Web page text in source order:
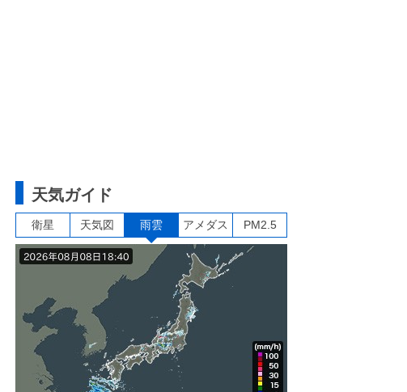
天気ガイド
衛星 天気図 雨雲 アメダス PM2.5